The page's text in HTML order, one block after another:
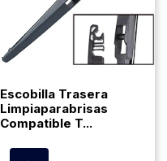
Escobilla Trasera
Limpiaparabrisas
Compatible T...